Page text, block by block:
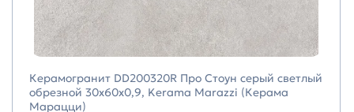
Керамогранит DD200320R Про Стоун серый светлый
обрезной 30x60x0,9, Kerama Marazzi (Керама
Марацци)